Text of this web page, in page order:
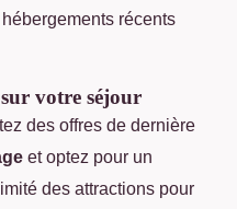
récents
votre séjour
des offres de dernière
et optez pour un
des attractions pour